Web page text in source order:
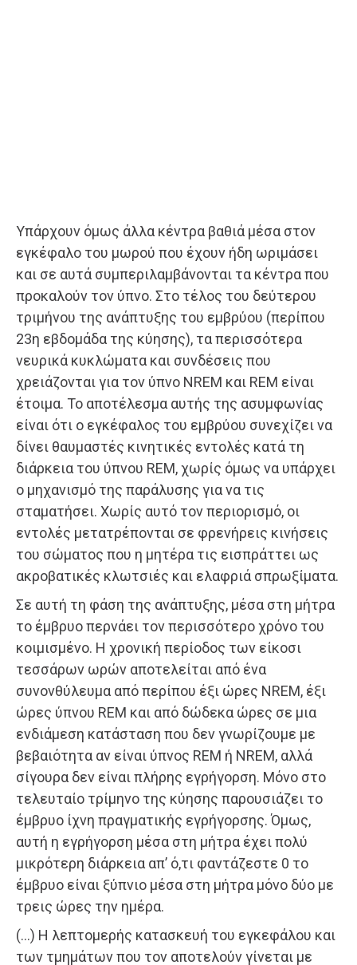
Υπάρχουν όμως άλλα κέντρα βαθιά μέσα στον
εγκέφαλο του μωρού που έχουν ήδη ωριμάσει
και σε αυτά συμπεριλαμβάνονται τα κέντρα που
προκαλούν τον ύπνο. Στο τέλος του δεύτερου
τριμήνου της ανάπτυξης του εμβρύου (περίπου
23η εβδομάδα της κύησης), τα περισσότερα
νευρικά κυκλώματα και συνδέσεις που
χρειάζονται για τον ύπνο NREM και REM είναι
έτοιμα. Το αποτέλεσμα αυτής της ασυμφωνίας
είναι ότι ο εγκέφαλος του εμβρύου συνεχίζει να
δίνει θαυμαστές κινητικές εντολές κατά τη
διάρκεια του ύπνου REM, χωρίς όμως να υπάρχει
ο μηχανισμό της παράλυσης για να τις
σταματήσει. Χωρίς αυτό τον περιορισμό, οι
εντολές μετατρέπονται σε φρενήρεις κινήσεις
του σώματος που η μητέρα τις εισπράττει ως
ακροβατικές κλωτσιές και ελαφριά σπρωξίματα.
Σε αυτή τη φάση της ανάπτυξης, μέσα στη μήτρα
το έμβρυο περνάει τον περισσότερο χρόνο του
κοιμισμένο. Η χρονική περίοδος των είκοσι
τεσσάρων ωρών αποτελείται από ένα
συνονθύλευμα από περίπου έξι ώρες NREM, έξι
ώρες ύπνου REM και από δώδεκα ώρες σε μια
ενδιάμεση κατάσταση που δεν γνωρίζουμε με
βεβαιότητα αν είναι ύπνος REM ή NREM, αλλά
σίγουρα δεν είναι πλήρης εγρήγορση. Μόνο στο
τελευταίο τρίμηνο της κύησης παρουσιάζει το
έμβρυο ίχνη πραγματικής εγρήγορσης. Όμως,
αυτή η εγρήγορση μέσα στη μήτρα έχει πολύ
μικρότερη διάρκεια απ’ ό,τι φαντάζεστε 0 το
έμβρυο είναι ξύπνιο μέσα στη μήτρα μόνο δύο με
τρεις ώρες την ημέρα.
(…) Η λεπτομερής κατασκευή του εγκεφάλου και
των τμημάτων που τον αποτελούν γίνεται με